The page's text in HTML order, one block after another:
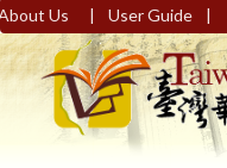
Us | User Guide |